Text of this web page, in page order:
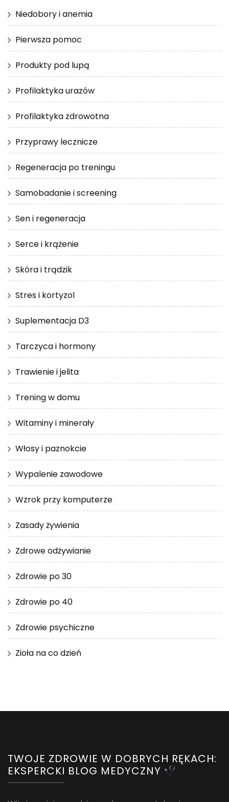
Niedobory i anemia
Pierwsza pomoc
Produkty pod lupą
Profilaktyka urazów
Profilaktyka zdrowotna
Przyprawy lecznicze
Regeneracja po treningu
Samobadanie i screening
Sen i regeneracja
Serce i krążenie
Skóra i trądzik
Stres i kortyzol
Suplementacja D3
Tarczyca i hormony
Trawienie i jelita
Trening w domu
Witaminy i minerały
Włosy i paznokcie
Wypalenie zawodowe
Wzrok przy komputerze
Zasady żywienia
Zdrowe odżywianie
Zdrowie po 30
Zdrowie po 40
Zdrowie psychiczne
Zioła na co dzień
TWOJE ZDROWIE W DOBRYCH RĘKACH:
EKSPERCKI BLOG MEDYCZNY